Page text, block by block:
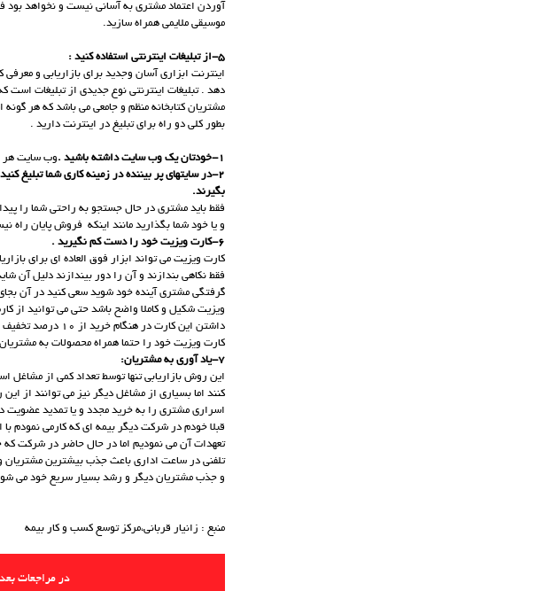
آوردن اعتماد مشتری به آسانی نیست و نخواهد بود
موسیقی ملایمی همراه سازید.
5-از تبلیغات اینترنتی استفاده کنید :
اینترنت ابزاری آسان وجدید برای بازاریابی و
دهد . تبلیغات اینترنتی نوع جدیدی از تبلیغات
مشتریان کتابخانه منظم و جامعی می باشد که هر گونه
بطور کلی دو راه برای تبلیغ در اینترنت دارید .
1-خودتان یک وب سایت داشته باشید .
وب سایت هر
2-در سایتهای پر بیننده در زمینه کاری شما تبلیغ
بگیرند.
فقط باید مشتری در حال جستجو به راحتی شما را
و یا خود شما بگذارید مانند اينكه فروش پایان
6-کارت ویزیت خود را دست کم نگیرید .
کارت ویزیت می تواند ابزار فوق العاده ای برای
فقط نکاهی بندازند و آن را دور بيندازند دلیل آن
گرفتگی مشتری آینده خود شوید سعی کنید در آن
ویزیت شکیل و کاملا واضح باشد حتی می توانید از
داشتن این کارت در هنگام خرید از 10 درصد تخفیف استفاده کنید
کارت ویزیت خود را حتما همراه محصولات به مشتریان
7-یاد آوری به مشتریان:
این روش بازاریابی تنها توسط تعداد کمی از مشاغل
کنند اما بسیاری از مشاغل دیگر نیز می توانند از
اسراری مشتری را به خرید مجدد و یا تمديد عضویت
قبلا خودم در شرکت دیگر بیمه ای که کارمی نمودم با
تلفنی در ساعت اداری باعث جذب بیشترین مشتریان
و جذب مشتریان دیگر و رشد بسیار سریع خود می
منبع : زانیار قربانی،مرکز توسع کسب و کار بیمه
در مراجعات